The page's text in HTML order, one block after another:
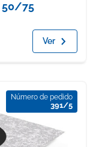
50/75
Ver
Número de pedido
391/5